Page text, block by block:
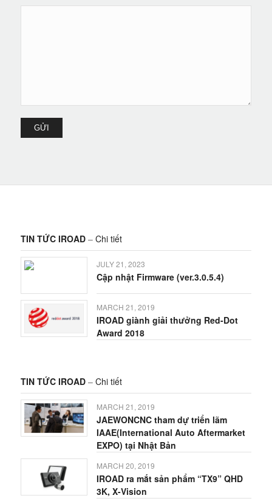
TIN TỨC IROAD– Chi tiết
JULY 21, 2023
Cập nhật Firmware (ver.3.0.5.4)
MARCH 21, 2019
IROAD giành giải thưởng Red-Dot
Award 2018
TIN TỨC IROAD– Chi tiết
MARCH 21, 2019
JAEWONCNC tham dự triển lãm
IAAE(International Auto Aftermarket
EXPO) tại Nhật Bản
MARCH 20, 2019
IROAD ra mắt sản phẩm “TX9” QHD
3K, X-Vision